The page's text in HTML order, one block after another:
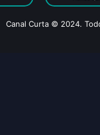
Canal Curta © 2024.